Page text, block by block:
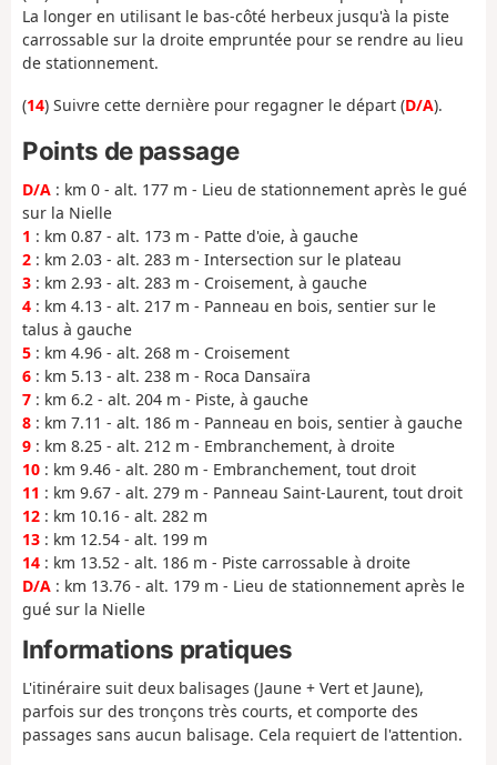
La longer en utilisant le bas-côté herbeux jusqu'à la piste
carrossable sur la droite empruntée pour se rendre au lieu
de stationnement.
(14) Suivre cette dernière pour regagner le départ (D/A).
Points de passage
D/A : km 0 - alt. 177 m - Lieu de stationnement après le gué
sur la Nielle
1 : km 0.87 - alt. 173 m - Patte d'oie, à gauche
2 : km 2.03 - alt. 283 m - Intersection sur le plateau
3 : km 2.93 - alt. 283 m - Croisement, à gauche
4 : km 4.13 - alt. 217 m - Panneau en bois, sentier sur le
talus à gauche
5 : km 4.96 - alt. 268 m - Croisement
6 : km 5.13 - alt. 238 m - Roca Dansaïra
7 : km 6.2 - alt. 204 m - Piste, à gauche
8 : km 7.11 - alt. 186 m - Panneau en bois, sentier à gauche
9 : km 8.25 - alt. 212 m - Embranchement, à droite
10 : km 9.46 - alt. 280 m - Embranchement, tout droit
11 : km 9.67 - alt. 279 m - Panneau Saint-Laurent, tout droit
12 : km 10.16 - alt. 282 m
13 : km 12.54 - alt. 199 m
14 : km 13.52 - alt. 186 m - Piste carrossable à droite
D/A : km 13.76 - alt. 179 m - Lieu de stationnement après le
gué sur la Nielle
Informations pratiques
L'itinéraire suit deux balisages (Jaune + Vert et Jaune),
parfois sur des tronçons très courts, et comporte des
passages sans aucun balisage. Cela requiert de l'attention.